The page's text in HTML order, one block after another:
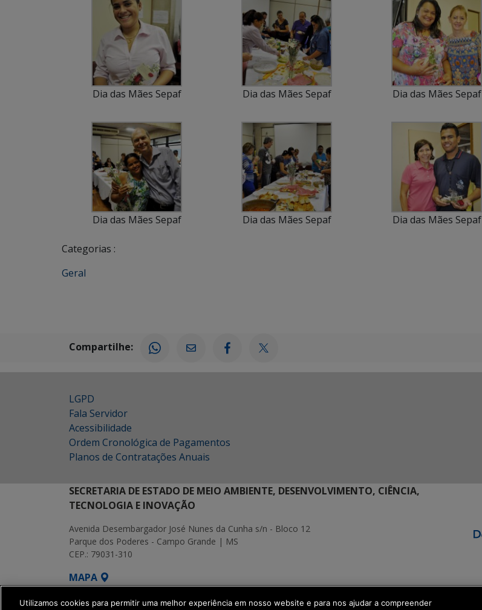
Dia das Mães Sepaf Dia das Mães Sepaf Dia das Mães Sepaf
Dia das Mães Sepaf Dia das Mães Sepaf Dia das Mães Sepaf
Categorias :
Geral
Compartilhe:
LGPD
Fala Servidor
Acessibilidade
Ordem Cronológica de Pagamentos
Planos de Contratações Anuais
SECRETARIA DE ESTADO DE MEIO AMBIENTE, DESENVOLVIMENTO, CIÊNCIA,
TECNOLOGIA E INOVAÇÃO
Avenida Desembargador José Nunes da Cunha s/n - Bloco 12
Parque dos Poderes - Campo Grande | MS
CEP.: 79031-310
MAPA
SETDIG | Secretaria-Executiva de Transformação Digital
Utilizamos cookies para permitir uma melhor experiência em nosso website e para nos ajudar a compreender